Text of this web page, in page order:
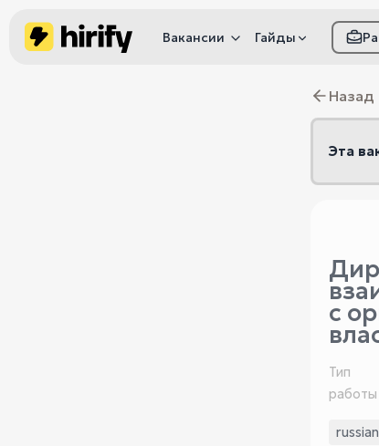
Вакансии Гайды
Назад
Эта
с
Тип
работы
russian